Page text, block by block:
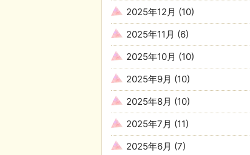
2025年12月 (10)
2025年11月 (6)
2025年10月 (10)
2025年9月 (10)
2025年8月 (10)
2025年7月 (11)
2025年6月 (7)